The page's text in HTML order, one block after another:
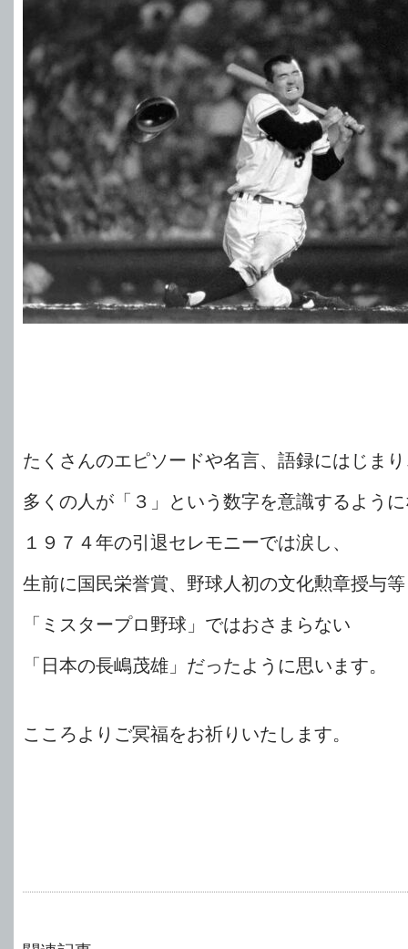
たくさんのエピソードや名言、語録にはじま
多くの人が「３」という数字を意識するよう
１９７４年の引退セレモニーでは涙し、
生前に国民栄誉賞、野球人初の文化勲章授与
「ミスタープロ野球」ではおさまらない
「日本の長嶋茂雄」だったように思います。
こころよりご冥福をお祈りいたします。